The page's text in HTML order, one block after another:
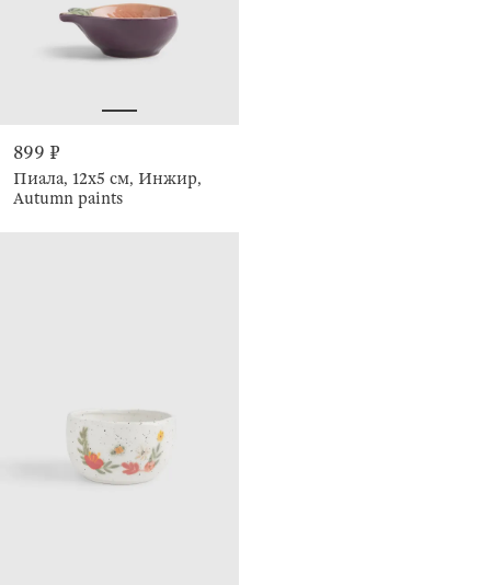
899 ₽
Пиала, 12х5 см, Инжир,
Autumn paints